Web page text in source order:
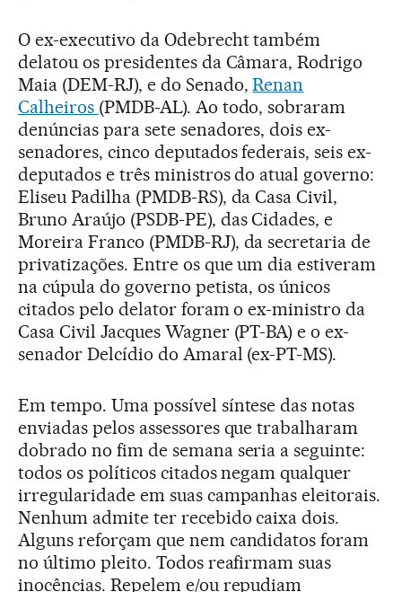
O ex-executivo da Odebrecht também
delatou os presidentes da Câmara, Rodrigo
Maia (DEM-RJ), e do Senado,Renan
Calheiros (PMDB-AL). Ao todo, sobraram
denúncias para sete senadores, dois ex-
senadores, cinco deputados federais, seis ex-
deputados e três ministros do atual governo:
Eliseu Padilha (PMDB-RS), da Casa Civil,
Bruno Araújo (PSDB-PE), das Cidades, e
Moreira Franco (PMDB-RJ), da secretaria de
privatizações. Entre os que um dia estiveram
na cúpula do governo petista, os únicos
citados pelo delator foram o ex-ministro da
Casa Civil Jacques Wagner (PT-BA) e o ex-
senador Delcídio do Amaral (ex-PT-MS).
Em tempo. Uma possível síntese das notas
enviadas pelos assessores que trabalharam
dobrado no fim de semana seria a seguinte:
todos os políticos citados negam qualquer
irregularidade em suas campanhas eleitorais.
Nenhum admite ter recebido caixa dois.
Alguns reforçam que nem candidatos foram
no último pleito. Todos reafirmam suas
inocências. Repelem e/ou repudiam